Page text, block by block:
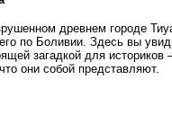
древнем городе
по Боливии. Здесь вы
загадкой для
они собой представляют.